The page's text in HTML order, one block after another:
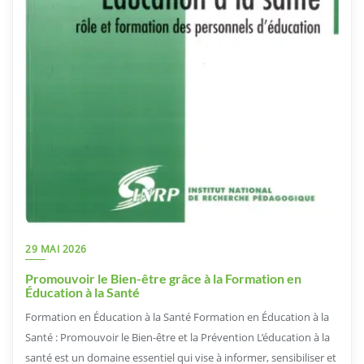
29 MAI 2026
Promouvoir le Bien-être grâce à la Formation en
Éducation à la Santé
Formation en Éducation à la Santé Formation en Éducation à la
Santé : Promouvoir le Bien-être et la Prévention L’éducation à la
santé est un domaine essentiel qui vise à informer, sensibiliser et